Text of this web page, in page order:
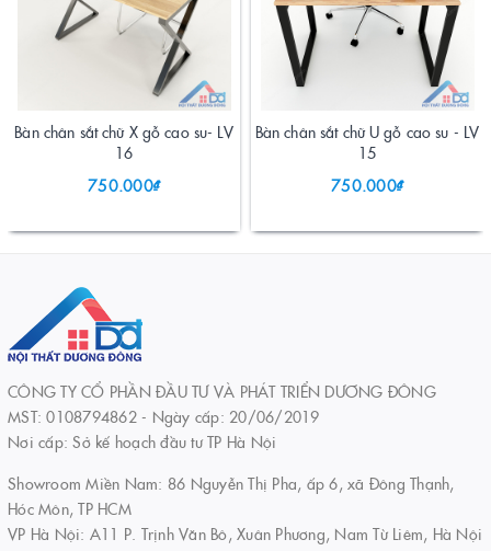
Bàn chân sắt chữ X gỗ cao su- LV
16
750.000₫
Bàn chân sắt chữ U gỗ cao su - LV
15
750.000₫
CÔNG TY CỔ PHẦN ĐẦU TƯ VÀ PHÁT TRIỂN DƯƠNG ĐÔNG
MST: 0108794862 - Ngày cấp: 20/06/2019
Nơi cấp: Sở kế hoạch đầu tư TP Hà Nội
Showroom Miền Nam: 86 Nguyễn Thị Pha, ấp 6, xã Đông Thạnh,
Hóc Môn, TP HCM
VP Hà Nội: A11 P. Trịnh Văn Bô, Xuân Phương, Nam Từ Liêm, Hà Nội